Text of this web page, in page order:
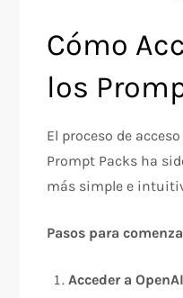
Cómo
los
El proceso de
Prompt Packs ha
más simple e
Pasos para
Acceder a